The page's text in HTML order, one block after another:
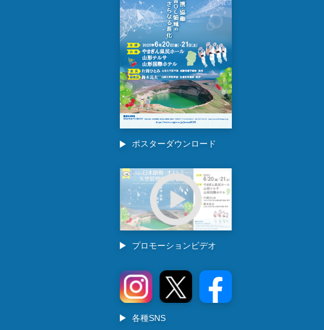
ポスターダウンロード
プロモーションビデオ
各種SNS